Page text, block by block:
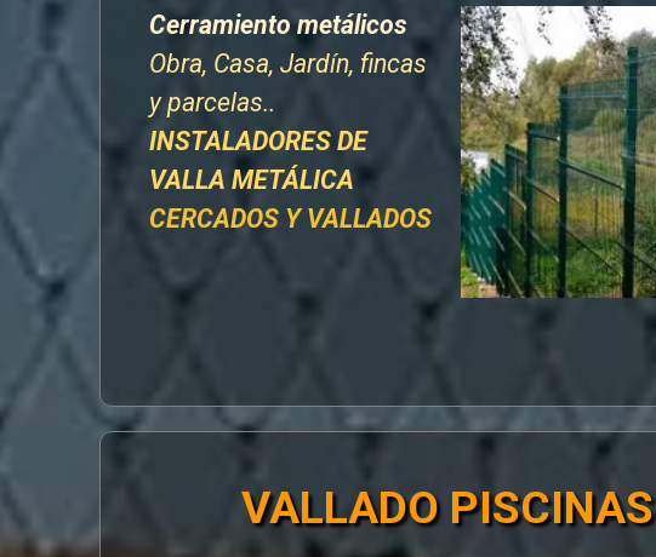
Cerramiento metálicos
Obra, Casa, Jardín, fincas
y parcelas..
INSTALADORES DE
VALLA METÁLICA
CERCADOS Y VALLADOS
VALLADO PISCINAS